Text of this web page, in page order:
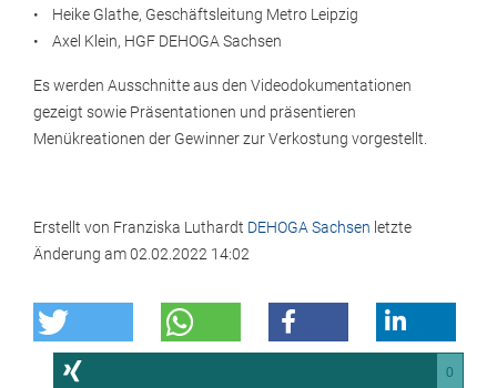
• Heike Glathe, Geschäftsleitung Metro Leipzig
• Axel Klein, HGF DEHOGA Sachsen
Es werden Ausschnitte aus den Videodokumentationen
gezeigt sowie Präsentationen und präsentieren
Menükreationen der Gewinner zur Verkostung vorgestellt.
Erstellt von Franziska Luthardt DEHOGA Sachsen letzte
Änderung am02.02.2022 14:02
0